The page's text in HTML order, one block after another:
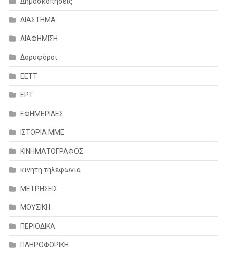
ΔΙΑΣΤΗΜΑ
ΔΙΑΦΗΜΙΣΗ
Δορυφόροι
ΕΕΤΤ
ΕΡΤ
ΕΦΗΜΕΡΙΔΕΣ
ΙΣΤΟΡΙΑ ΜΜΕ
ΚΙΝΗΜΑΤΟΓΡΑΦΟΣ
κινητη τηλεφωνια
ΜΕΤΡΗΣΕΙΣ
ΜΟΥΣΙΚΗ
ΠΕΡΙΟΔΙΚΑ
ΠΛΗΡΟΦΟΡΙΚΗ